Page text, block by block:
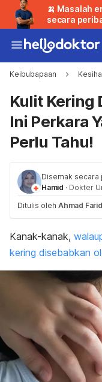
🍌 Masalah
secara
Keibubapaan
Kulit Kering
Ini Perkara
Perlu Tahu!
Disemak secara
Hamid · Dokter
Ditulis oleh Ahmad Farid
Kanak-kanak,
kering disebabkan